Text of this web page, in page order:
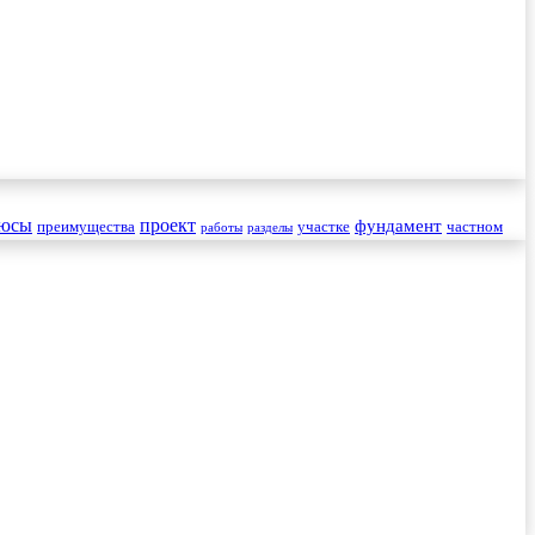
преимущества проект работы разделы участке фундамент частном